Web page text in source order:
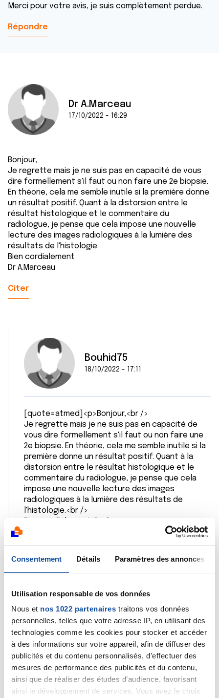
Consentement Détails Paramètres des annonces
Utilisation responsable de vos données
Nous et nos 1022 partenaires traitons vos données
personnelles, telles que votre adresse IP, en utilisant des
technologies comme les cookies pour stocker et accéder
à des informations sur votre appareil, afin de diffuser des
publicités et du contenu personnalisés, d'effectuer des
mesures de performance des publicités et du contenu,
ainsi que de réaliser des études d’audience, favorisant
ainsi le développement de services. Vous avez le choix
Merci pour votre avis, je suis complètement perdue.
Répondre
Dr A.Marceau
17/10/2022 - 16:29
Bonjour,
Je regrette mais je ne suis pas en capacité de vous
dire formellement s'il faut ou non faire une 2e biopsie.
En théorie, cela me semble inutile si la première donne
un résultat positif. Quant à la distorsion entre le
résultat histologique et le commentaire du
radiologue, je pense que cela impose une nouvelle
lecture des images radiologiques à la lumière des
résultats de l'histologie.
Bien cordialement
Dr A.Marceau
Citer
Bouhid75
18/10/2022 - 17:11
[quote=atmed]<p>Bonjour,<br />
Je regrette mais je ne suis pas en capacité de
vous dire formellement s'il faut ou non faire une
2e biopsie. En théorie, cela me semble inutile si la
première donne un résultat positif. Quant à la
distorsion entre le résultat histologique et le
commentaire du radiologue, je pense que cela
impose une nouvelle lecture des images
radiologiques à la lumière des résultats de
l'histologie.<br />
Moufette
17/10/2022 - 23:46
Bonsoir, le docteur Marceau a tout dit, mais je voulais